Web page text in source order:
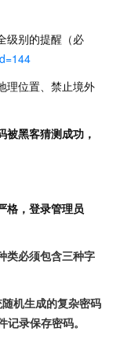
级别的提醒（必
理位置、禁止境外
被黑客猜测成功，
格，登录管理员
类必须包含三种字
机生成的复杂密码
录保存密码。